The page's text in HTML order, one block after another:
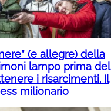
(e allegre) della
lampo prima del
i risarcimenti. Il
milionario